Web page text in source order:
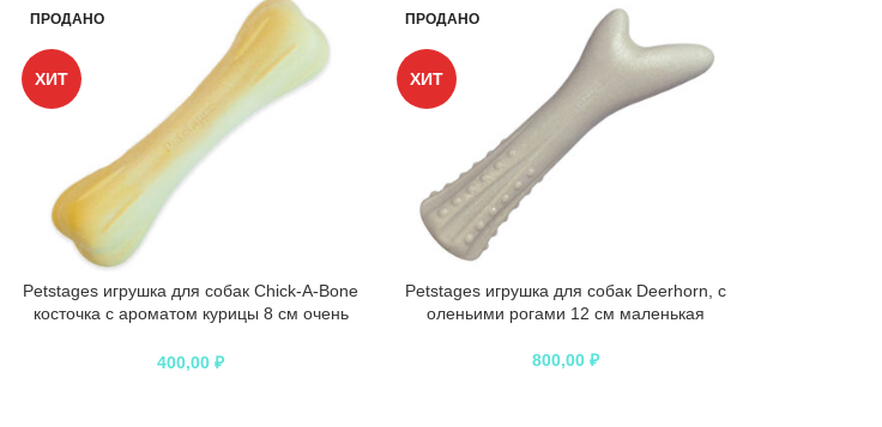
ПРОДАНО
ХИТ
Petstages игрушка для собак Chick-A-Bone
косточка с ароматом курицы 8 см очень
400,00₽
ПРОДАНО
ХИТ
Petstages игрушка для собак Deerhorn, с
оленьими рогами 12 см маленькая
800,00₽